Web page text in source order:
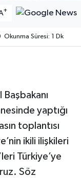
+
Okunma Süresi: 1 Dk
yaptığı
toplantısı
ikili ilişkileri
Türkiye’ye
Söz